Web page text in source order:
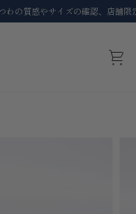
質感やサイズの確認、店舗限定
カ